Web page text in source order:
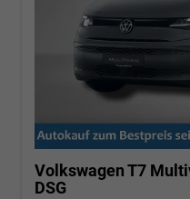
Volkswagen T7
DSG